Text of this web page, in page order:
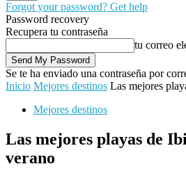
Forgot your password? Get help
Password recovery
Recupera tu contraseña
tu correo
Se te ha enviado una contraseña por
Inicio Mejores destinos Las mejores
Mejores destinos
Las mejores playas de
verano